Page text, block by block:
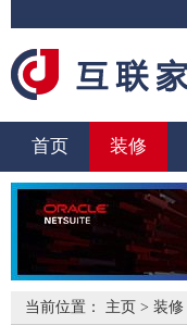
首页 装修
当前位置： 主页 > 装修